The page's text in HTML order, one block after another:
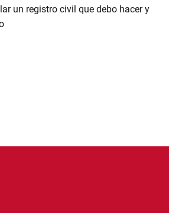
un registro civil que debo hacer y